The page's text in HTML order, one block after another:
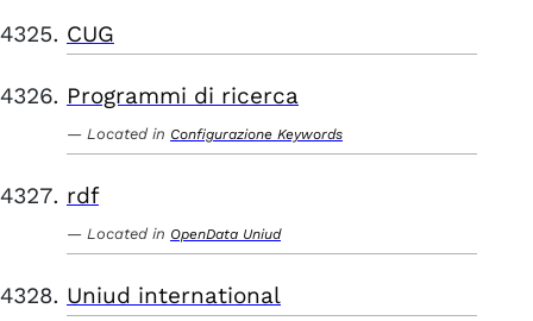
CUG
Programmi di ricerca
Located in Configurazione Keywords
rdf
Located in OpenData Uniud
Uniud international